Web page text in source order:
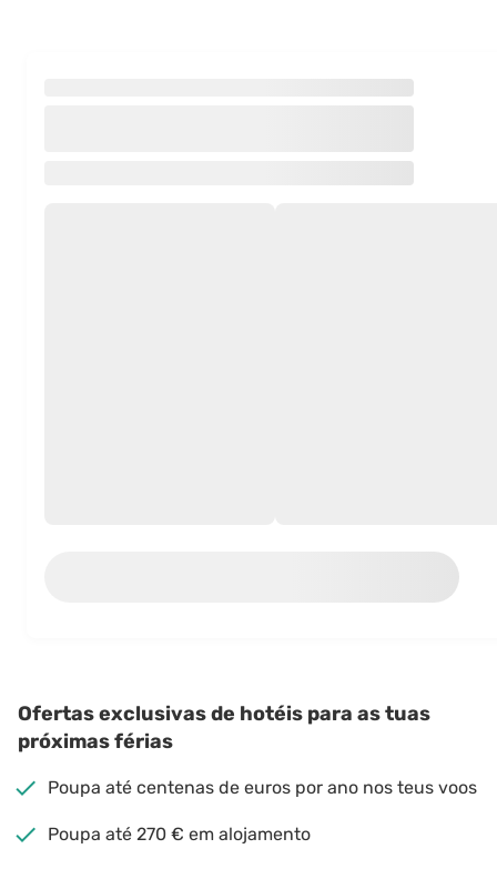
Ofertas exclusivas de hotéis para as tuas
próximas férias
Poupa até centenas de euros por ano nos teus voos
Poupa até 270 € em alojamento